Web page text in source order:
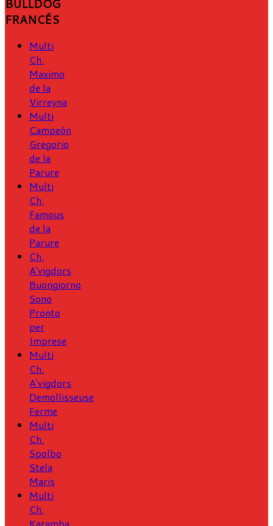
BULLDOG
FRANCÉS
Multi
Ch.
Maximo
de la
Virreyna
Multi
Campeón
Gregorio
de la
Parure
Multi
Ch.
Famous
de la
Parure
Ch.
A'vigdors
Buongiorno
Sono
Pronto
per
Imprese
Multi
Ch.
A'vigdors
Demollisseuse
Ferme
Multi
Ch.
Spolbo
Stela
Maris
Multi
Ch.